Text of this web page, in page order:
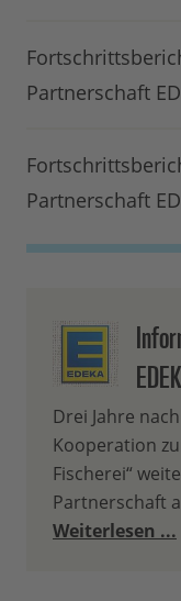
Partnerschaft
Partnerschaft
Drei Jahre
Kooperation
Fischerei“
Partnerschaft
Weiterlesen ...